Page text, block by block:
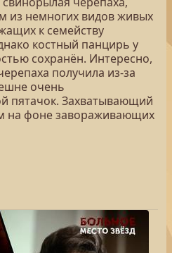
из немногих видов живых
к семейству
костный панцирь у
сохранён. Интересно,
получила из-за
очень
пятачок. Захватывающий
на фоне завораживающих